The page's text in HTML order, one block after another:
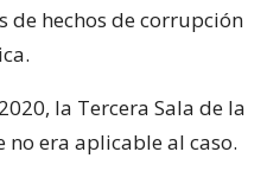
de hechos de corrupción
la Tercera Sala de la
no era aplicable al caso.